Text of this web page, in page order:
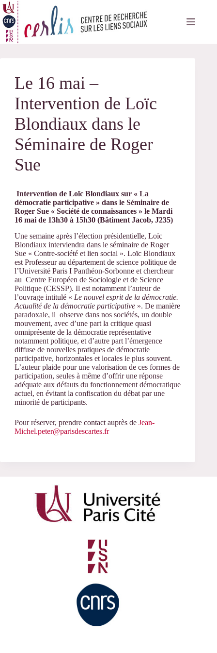
Passer
au
contenu
Le 16 mai –
Intervention de Loïc
Blondiaux dans le
Séminaire de Roger
Sue
Intervention de Loïc Blondiaux sur « La
démocratie participative » dans le Séminaire de
Roger Sue « Société de connaissances » le Mardi
16 mai de 13h30 à 15h30 (Bâtiment Jacob, J235)
Une semaine après l’élection présidentielle, Loïc
Blondiaux interviendra dans le séminaire de Roger
Sue « Contre-société et lien social ». Loïc Blondiaux
est Professeur au département de science politique de
l’Université Paris I Panthéon-Sorbonne et chercheur
au Centre Européen de Sociologie et de Science
Politique (CESSP). Il est notamment l’auteur de
l’ouvrage intitulé « Le nouvel esprit de la démocratie.
Actualité de la démocratie participative ». De manière
paradoxale, il observe dans nos sociétés, un double
mouvement, avec d’une part la critique quasi
omniprésente de la démocratie représentative
notamment politique, et d’autre part l’émergence
diffuse de nouvelles pratiques de démocratie
participative, horizontales et locales le plus souvent.
L’auteur plaide pour une valorisation de ces formes de
participation, seules à même d’offrir une réponse
adéquate aux défauts du fonctionnement démocratique
actuel, en évitant la confiscation du débat par une
minorité de participants.
Pour réserver, prendre contact auprès de Jean-
Michel.peter@parisdescartes.fr